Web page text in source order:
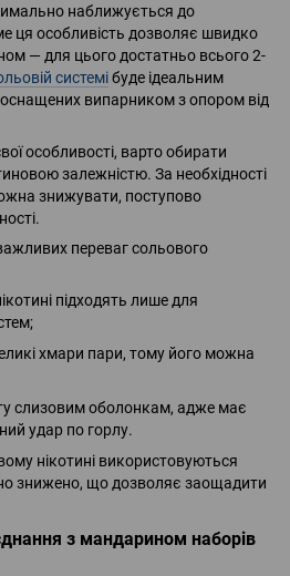
наближується до
ця особливість дозволяє швидко
— для цього достатньо всього 2-
системібуде ідеальним
випарником з опором від
особливості, варто обирати
залежністю. За необхідності
знижувати, поступово
переваг сольового
підходять лише для
хмари пари, тому його можна
слизовим оболонкам, адже має
удар по горлу.
нікотині використовуються
знижено, що дозволяє заощадити
з мандарином наборів